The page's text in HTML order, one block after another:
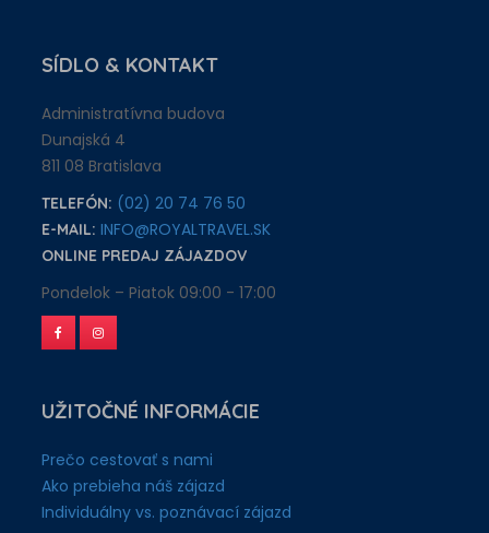
SÍDLO & KONTAKT
Administratívna budova
Dunajská 4
811 08 Bratislava
TELEFÓN: (02) 20 74 76 50
E-MAIL: INFO@ROYALTRAVEL.SK
ONLINE PREDAJ ZÁJAZDOV
Pondelok – Piatok 09:00 - 17:00
UŽITOČNÉ INFORMÁCIE
Prečo cestovať s nami
Ako prebieha náš zájazd
Individuálny vs. poznávací zájazd